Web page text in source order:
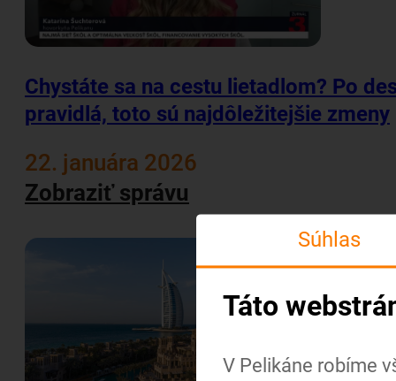
Chystáte sa na cestu lietadlom? Po
pravidlá, toto sú najdôležitejšie zmeny
22. januára 2026
Zobraziť správu
Súhlas
Táto
V Pelikáne robíme